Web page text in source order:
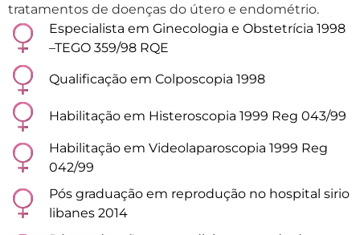
tratamentos de doenças do útero e endométrio.
Especialista em Ginecologia e Obstetrícia 1998
–TEGO 359/98 RQE
Qualificação em Colposcopia 1998
Habilitação em Histeroscopia 1999 Reg 043/99
Habilitação em Videolaparoscopia 1999 Reg
042/99
Pós graduação em reprodução no hospital sirio
libanes 2014